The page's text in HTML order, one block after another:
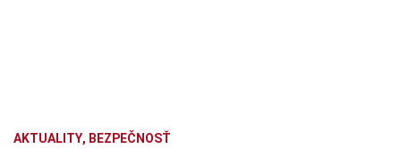
AKTUALITY, BEZPEČNOSŤ